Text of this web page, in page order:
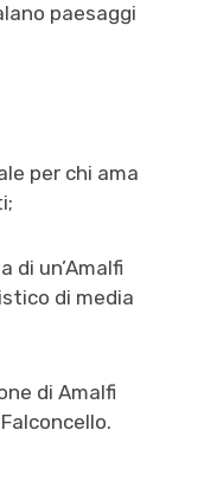
paesaggi
per chi ama
di un’Amalfi
di media
di Amalfi